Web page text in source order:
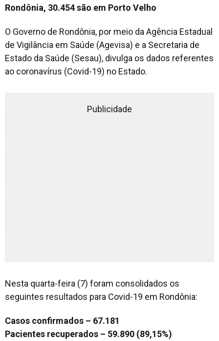
Rondônia, 30.454 são em Porto Velho
O Governo de Rondônia, por meio da Agência Estadual
de Vigilância em Saúde (Agevisa) e a Secretaria de
Estado da Saúde (Sesau), divulga os dados referentes
ao coronavírus (Covid-19) no Estado.
Publicidade
Nesta quarta-feira (7) foram consolidados os
seguintes resultados para Covid-19 em Rondônia:
Casos confirmados – 67.181
Pacientes recuperados – 59.890 (89,15%)